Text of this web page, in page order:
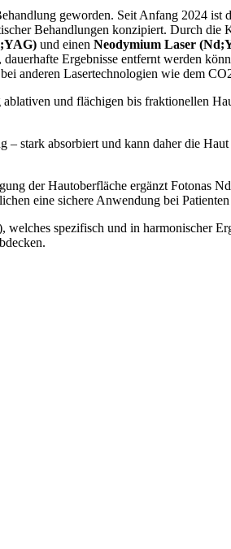
geworden. Seit Anfang 2024
Behandlungen konzipiert. Durch
und einen Neodymium Laser
Ergebnisse entfernt werden
anderen Lasertechnologien wie dem
und flächigen bis fraktionellen
stark absorbiert und kann daher die
der Hautoberfläche ergänzt Fotonas
eine sichere Anwendung bei
spezifisch und in harmonischer